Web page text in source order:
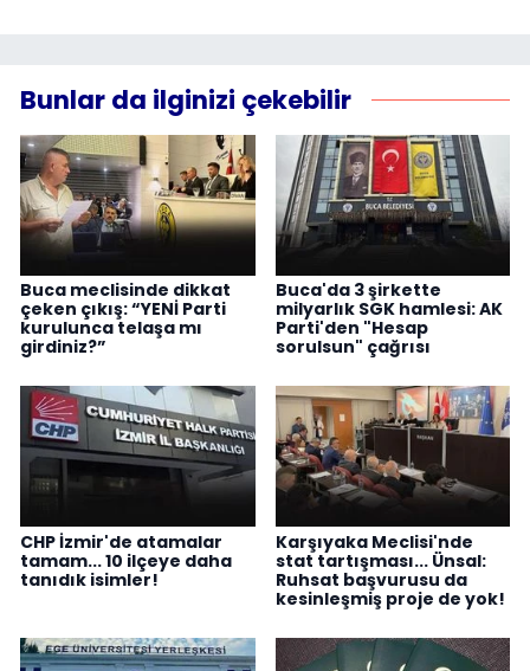
Bunlar da ilginizi çekebilir
Buca meclisinde dikkat
çeken çıkış: “YENİ Parti
kurulunca telaşa mı
girdiniz?”
Buca'da 3 şirkette
milyarlık SGK hamlesi: AK
Parti'den "Hesap
sorulsun" çağrısı
CHP İzmir'de atamalar
tamam... 10 ilçeye daha
tanıdık isimler!
Karşıyaka Meclisi'nde
stat tartışması... Ünsal:
Ruhsat başvurusu da
kesinleşmiş proje de yok!